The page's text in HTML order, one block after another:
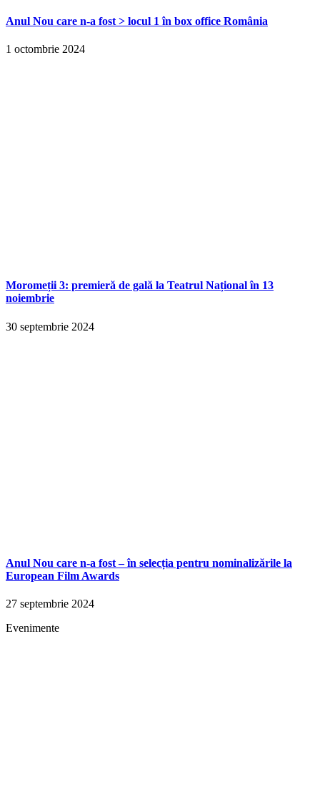
Anul Nou care n-a fost > locul 1 în box office România
1 octombrie 2024
Moromeții 3: premieră de gală la Teatrul Național în 13
noiembrie
30 septembrie 2024
Anul Nou care n-a fost – în selecția pentru nominalizările la
European Film Awards
27 septembrie 2024
Evenimente